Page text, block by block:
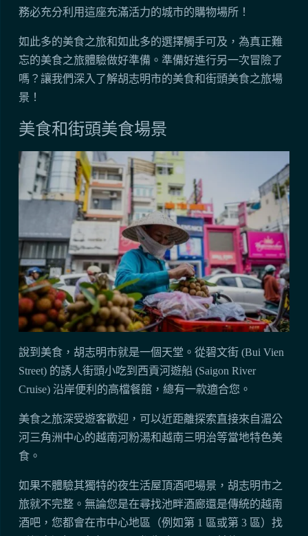
務必充分利用這座充滿活力的城市的購物場所！
如此多的美食之旅和如此多的選擇觸手可及，為真正難
忘的美食之旅體驗做好準備。準備好進行另一次冒險了
嗎？讓我們深入了解胡志明市的美食和街頭美食之旅場
景！
美食和街頭美食場景
說到美食，胡志明市就是一個天堂。從碧文街 (Bui Vien
Street) 的誘人街頭小吃到西貢河遊船 (Saigon River
Cruise) 沿岸便利的高檔餐館，總有一款適合您。
美食之旅深受遊客歡迎，可以近距離探索直接來自湄公
河三角洲中心的越南河粉湯和越南三明治等當地特色美
食。
如果不體驗其獨特的夜生活屋頂酒吧場景，胡志明市之
旅就不完整。無論您是在尋找池畔酒廊還是傳統的越南
酒吧，您都會在市中心地區（例如第 1 區或第 3 區）找